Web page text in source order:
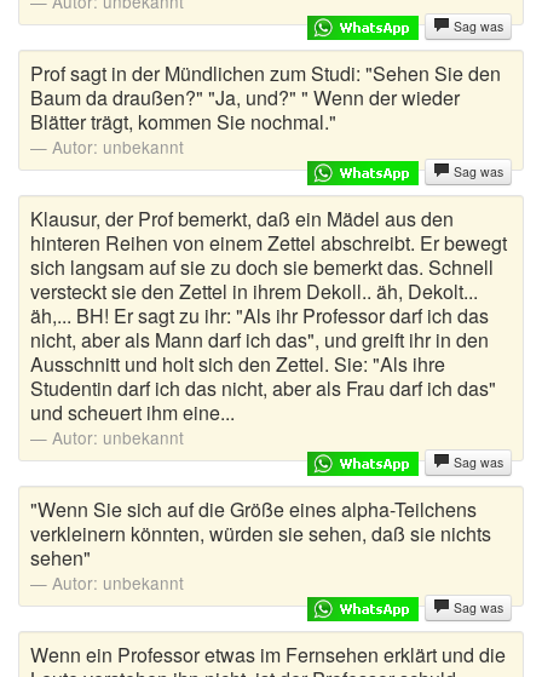
Sag was
Prof sagt in der Mündlichen zum Studi: "Sehen Sie den
Baum da draußen?" "Ja, und?" " Wenn der wieder
Blätter trägt, kommen Sie nochmal."
Autor: unbekannt
Sag was
Klausur, der Prof bemerkt, daß ein Mädel aus den
hinteren Reihen von einem Zettel abschreibt. Er bewegt
sich langsam auf sie zu doch sie bemerkt das. Schnell
versteckt sie den Zettel in ihrem Dekoll.. äh, Dekolt...
äh,... BH! Er sagt zu ihr: "Als ihr Professor darf ich das
nicht, aber als Mann darf ich das", und greift ihr in den
Ausschnitt und holt sich den Zettel. Sie: "Als ihre
Studentin darf ich das nicht, aber als Frau darf ich das"
und scheuert ihm eine...
Autor: unbekannt
Sag was
"Wenn Sie sich auf die Größe eines alpha-Teilchens
verkleinern könnten, würden sie sehen, daß sie nichts
sehen"
Autor: unbekannt
Sag was
Wenn ein Professor etwas im Fernsehen erklärt und die